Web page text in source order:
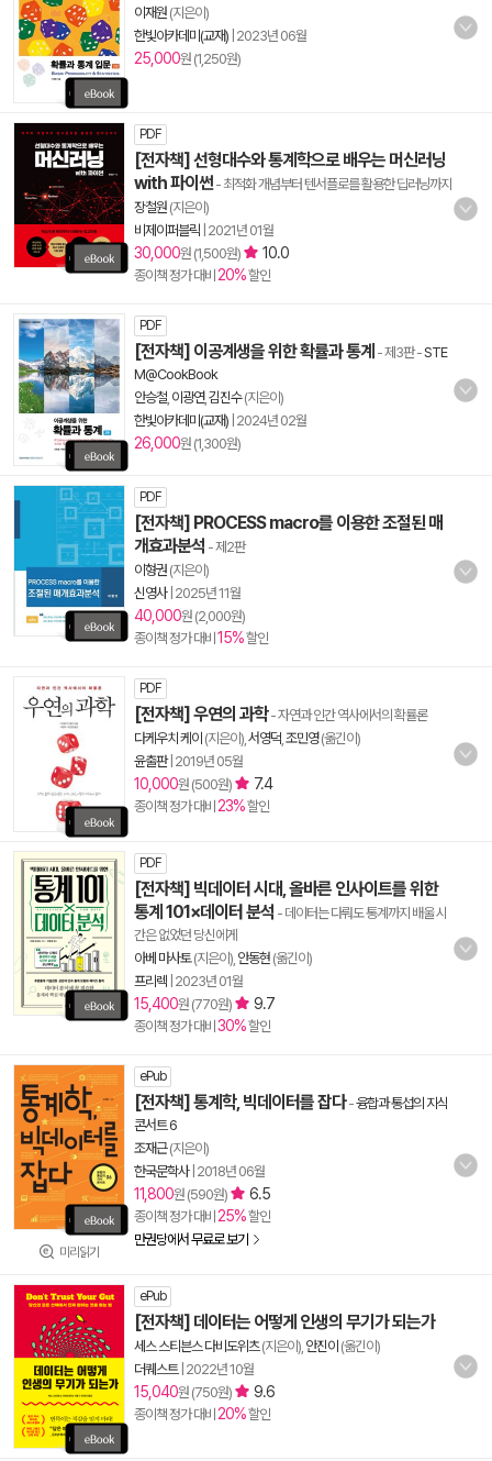
이재원 (지은이)
한빛아카데미(교재) 2023년 06월
25,000원 (1,250원)
PDF
[전자책] 선형대수와 통계학으로 배우는 머신러닝
with 파이썬- 최적화 개념부터 텐서플로를 활용한 딥러닝까지
장철원 (지은이)
비제이퍼블릭 2021년 01월
30,000원 (1,500원) 10.0
종이책 정가 대비 20%할인
PDF
[전자책] 이공계생을 위한 확률과 통계 - 제3판-STE
M@CookBook
안승철 이광연, 김진수(지은이)
한빛아카데미(교재) 2024년 02월
26,000원 (1,300원)
PDF
[전자책] PROCESS macro를 이용한 조절된 매
개효과분석 - 제2판
이형권 (지은이)
신영사| 2025년 11월
40,000원 (2,000원)
종이책 정가 대비 15%할인
PDF
[전자책] 우연의 과학- 자연과 인간 역사에서의 확률론
다케우치 케이 (지은이), 서영덕 조민영(옮긴이)
윤출판| 2019년 05월
10,000원 (500원) 7.4
종이책 정가 대비 23%할인
PDF
[전자책] 빅데이터 시대, 올바른 인사이트를 위한
통계 101×데이터 분석 - 데이터는 다뤄도 통계까지 배울 시
간은 없었던 당신에게
아베 마사토(지은이), 안동현 (옮긴이)
프리렉 2023년 01월
15,400원 (770원) 9.7
종이책 정가 대비 30%할인
미리읽기
ePub
[전자책] 통계학, 빅데이터를 잡다-융합과 통섭의 지식
콘서트 6
조재근(지은이)
한국문학사| 2018년 06월
11,800원 (590원) 6.5
종이책 정가 대비 25%할인
만권당에서 무료로 보기
ePub
[전자책] 데이터는 어떻게 인생의 무기가 되는가
세스 스티븐스 다비도위츠(지은이), 안진이 (옮긴이)
더퀘스트| 2022년 10월
15,040원 (750원) 9.6
종이책 정가 대비 20%할인